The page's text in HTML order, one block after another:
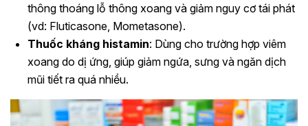
thông thoáng lỗ thông xoang và giảm nguy cơ tái phát
(vd: Fluticasone, Mometasone).
Thuốc kháng histamin: Dùng cho trường hợp viêm
xoang do dị ứng, giúp giảm ngứa, sưng và ngăn dịch
mũi tiết ra quá nhiều.